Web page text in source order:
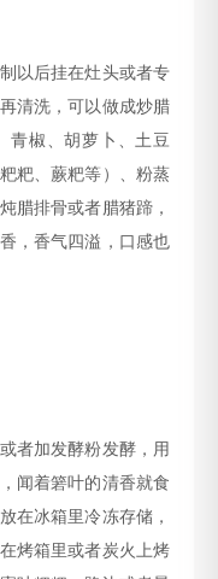
以后挂在灶头或者专
清洗，可以做成炒腊
青椒、胡萝卜、土豆
粑、蕨粑等）、粉蒸
腊排骨或者腊猪蹄，
， 香气四溢， 口感也
者加发酵粉发酵，用
闻着箬叶的清香就食
在冰箱里冷冻存储，
烤箱里或者炭火上烤